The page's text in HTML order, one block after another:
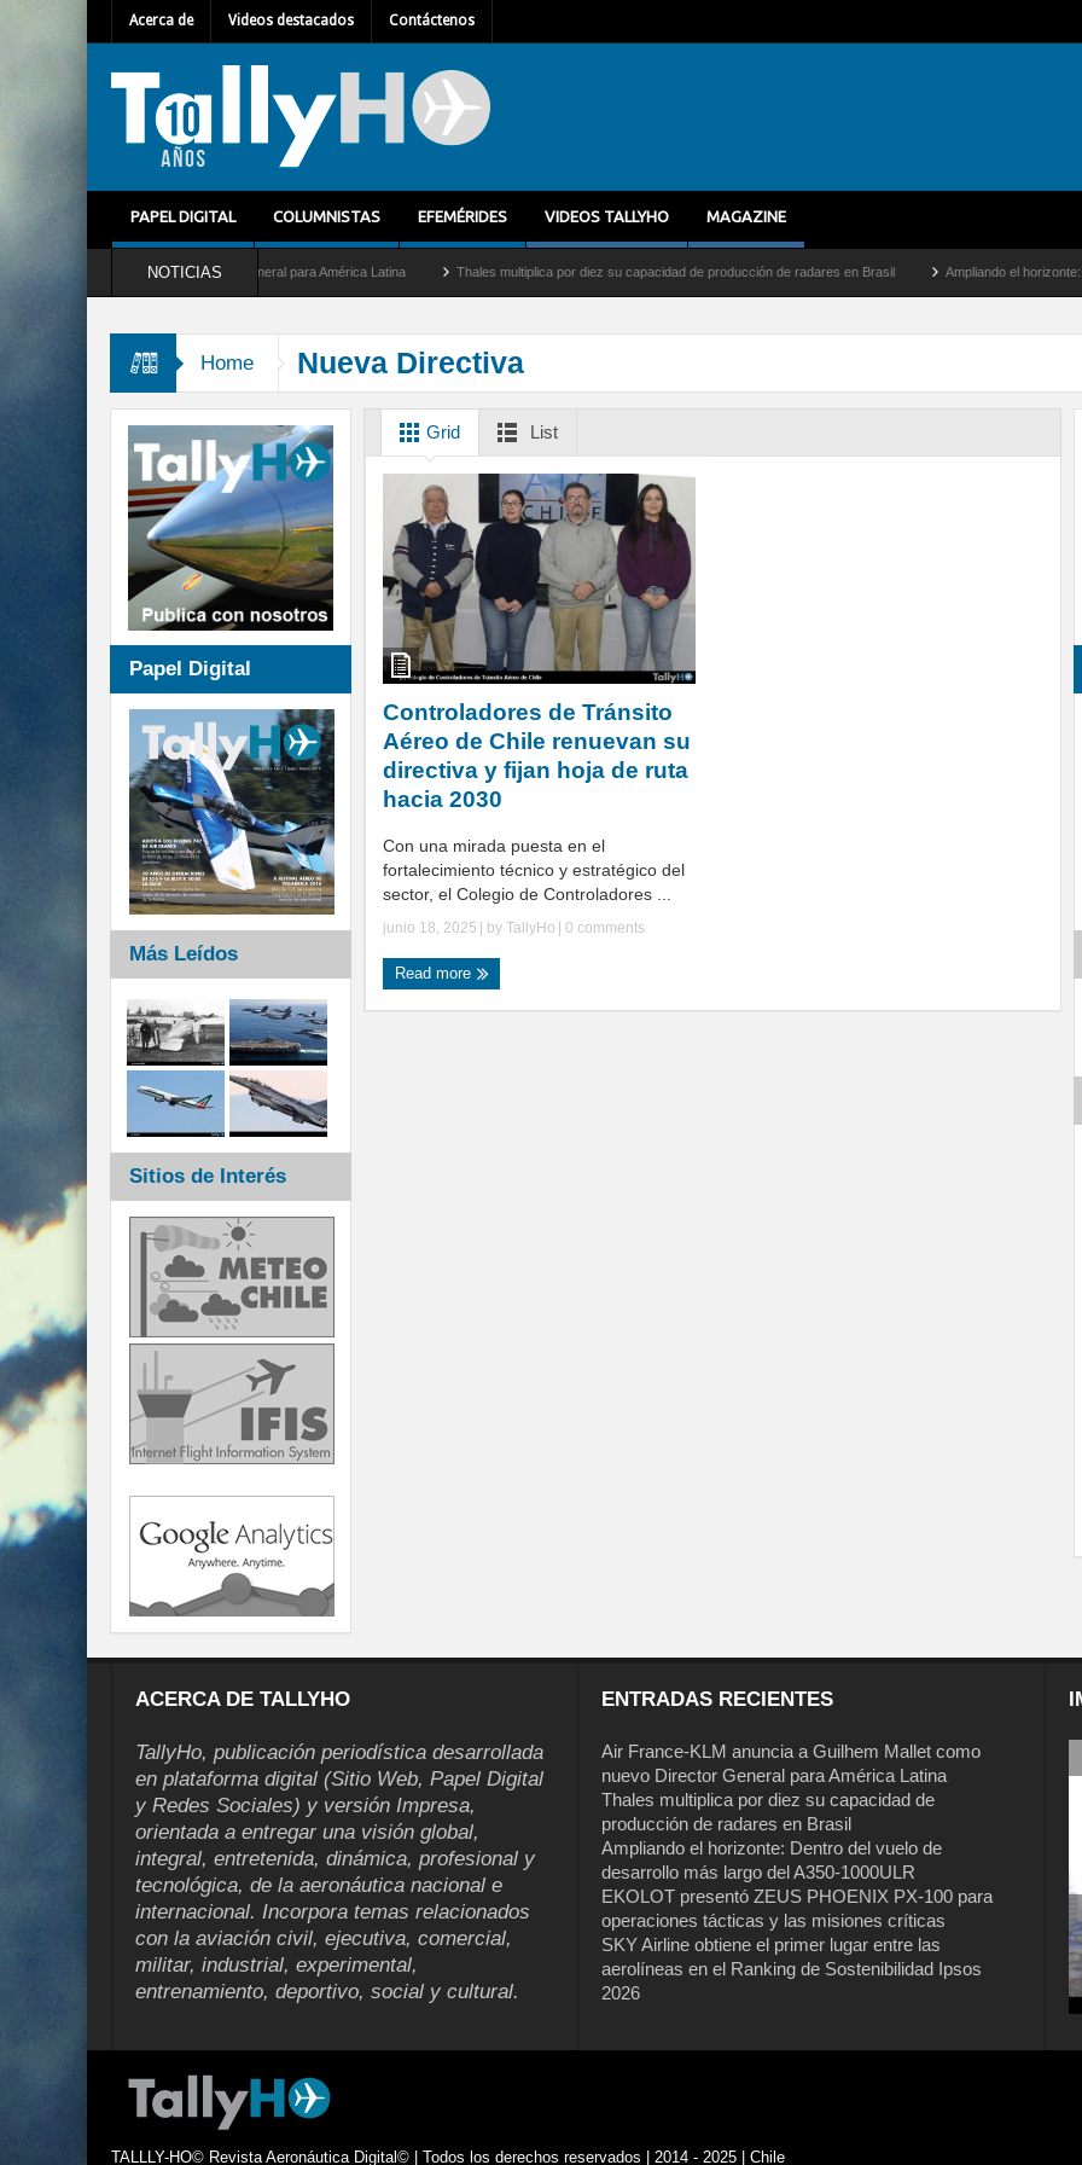
Acerca de Videos destacados Contáctenos
PAPEL DIGITAL COLUMNISTAS EFEMÉRIDES VIDEOS TALLYHO MAGAZINE
NOTICIAS
Mallet como nuevo Director General para América Latina Thales multiplica por diez su capacidad de producción de radares en Brasil Ampliando el horizonte: Dentro
Home Nueva Directiva
Grid List
Controladores de Tránsito
Aéreo de Chile renuevan su
directiva y fijan hoja de ruta
hacia 2030
Con una mirada puesta en el
fortalecimiento técnico y estratégico del
sector, el Colegio de Controladores ...
junio 18, 2025 | by TallyHo 0 comments
Read more
Papel Digital
Más Leídos
Sitios de Interés
ACERCA DE TALLYHO
TallyHo, publicación periodística desarrollada
en plataforma digital (Sitio Web, Papel Digital
y Redes Sociales) y versión Impresa,
orientada a entregar una visión global,
integral, entretenida, dinámica, profesional y
tecnológica, de la aeronáutica nacional e
internacional. Incorpora temas relacionados
con la aviación civil, ejecutiva, comercial,
militar, industrial, experimental,
entrenamiento, deportivo, social y cultural.
ENTRADAS RECIENTES
Air France-KLM anuncia a Guilhem Mallet como
nuevo Director General para América Latina
Thales multiplica por diez su capacidad de
producción de radares en Brasil
Ampliando el horizonte: Dentro del vuelo de
desarrollo más largo del A350-1000ULR
EKOLOT presentó ZEUS PHOENIX PX-100 para
operaciones tácticas y las misiones críticas
SKY Airline obtiene el primer lugar entre las
aerolíneas en el Ranking de Sostenibilidad Ipsos
2026
TALLLY-HO© Revista Aeronáutica Digital© | Todos los derechos reservados | 2014 - 2025 | Chile